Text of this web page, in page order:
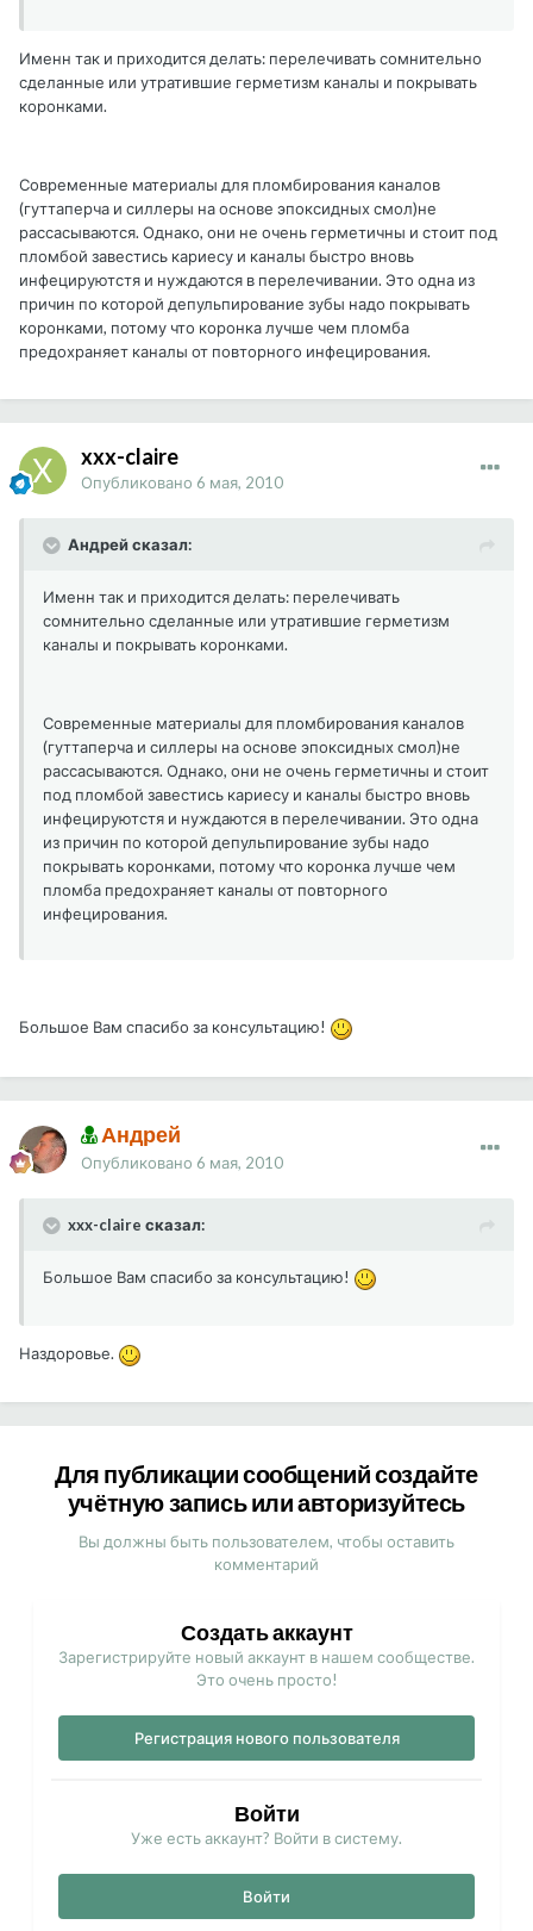
Именн так и приходится делать: перелечивать сомнительно
сделанные или утратившие герметизм каналы и покрывать
коронками.
Современные материалы для пломбирования каналов
(гуттаперча и силлеры на основе эпоксидных смол)не
рассасываются. Однако, они не очень герметичны и стоит под
пломбой завестись кариесу и каналы быстро вновь
инфецируютстя и нуждаются в перелечивании. Это одна из
причин по которой депульпирование зубы надо покрывать
коронками, потому что коронка лучше чем пломба
предохраняет каналы от повторного инфецирования.
xxx-claire
Опубликовано 6 мая, 2010
Андрей сказал:
Именн так и приходится делать: перелечивать
сомнительно сделанные или утратившие герметизм
каналы и покрывать коронками.
Современные материалы для пломбирования каналов
(гуттаперча и силлеры на основе эпоксидных смол)не
рассасываются. Однако, они не очень герметичны и стоит
под пломбой завестись кариесу и каналы быстро вновь
инфецируютстя и нуждаются в перелечивании. Это одна
из причин по которой депульпирование зубы надо
покрывать коронками, потому что коронка лучше чем
пломба предохраняет каналы от повторного
инфецирования.
Большое Вам спасибо за консультацию!
Андрей
Опубликовано 6 мая, 2010
xxx-claire сказал:
Большое Вам спасибо за консультацию!
Наздоровье.
Для публикации сообщений создайте
учётную запись или авторизуйтесь
Вы должны быть пользователем, чтобы оставить
комментарий
Создать аккаунт
Зарегистрируйте новый аккаунт в нашем сообществе.
Это очень просто!
Регистрация нового пользователя
Войти
Уже есть аккаунт? Войти в систему.
Войти